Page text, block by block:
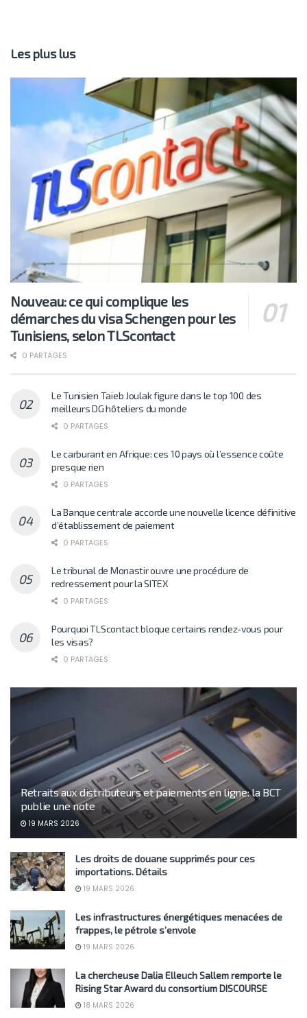
Les plus lus
Nouveau: ce qui complique les
démarches du visa Schengen pour les
Tunisiens, selon TLScontact
0 PARTAGES
Le Tunisien Taieb Joulak figure dans le top 100 des
meilleurs DG hôteliers du monde
0 PARTAGES
Le carburant en Afrique: ces 10 pays où l’essence coûte
presque rien
0 PARTAGES
La Banque centrale accorde une nouvelle licence définitive
d’établissement de paiement
0 PARTAGES
Le tribunal de Monastir ouvre une procédure de
redressement pour la SITEX
0 PARTAGES
Pourquoi TLScontact bloque certains rendez-vous pour
les visas?
0 PARTAGES
Retraits aux distributeurs et paiements en ligne: la BCT
publie une note
19 MARS 2026
Les droits de douane supprimés pour ces
importations. Détails
19 MARS 2026
Les infrastructures énergétiques menacées de
frappes, le pétrole s’envole
19 MARS 2026
La chercheuse Dalia Elleuch Sallem remporte le
Rising Star Award du consortium DISCOURSE
18 MARS 2026